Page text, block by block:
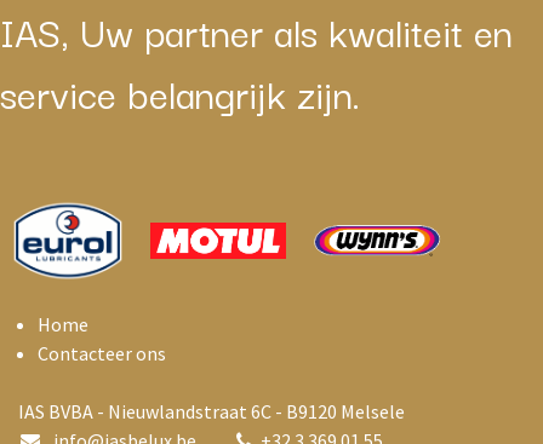
IAS, Uw partner als kwaliteit en
service belangrijk zijn.
Home
Contacteer ons
IAS BVBA - Nieuwlandstraat 6C - B9120 Melsele